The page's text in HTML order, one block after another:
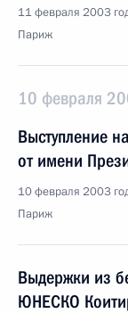
11 февраля 2003
Париж
10 февраля
Выступление
от имени
10 февраля 2003
Париж
Выдержки из
ЮНЕСКО